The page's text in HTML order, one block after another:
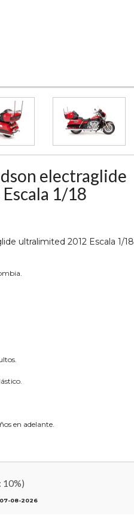
electraglide
1/18
ultralimited 2012 Escala 1/18
en adelante.
10%)
07-08-2026